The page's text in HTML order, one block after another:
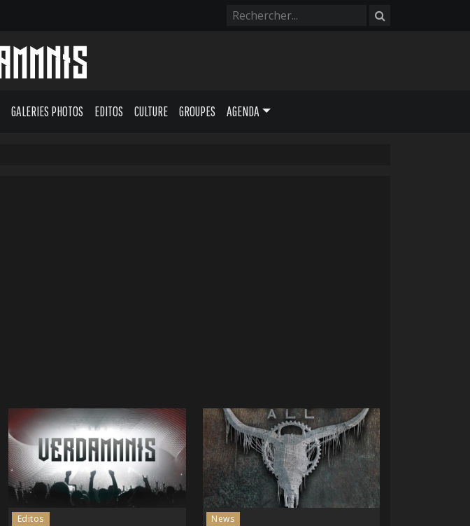
GALERIES PHOTOS EDITOS CULTURE GROUPES AGENDA
Editos News